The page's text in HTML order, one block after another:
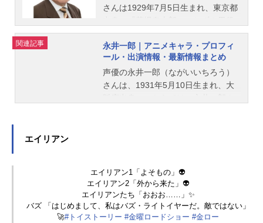
紹介！
さんは1929年7月5日生まれ、東京都
をはじめ、『ルパン三世』の石川五
ェ門役など、人気作品のキャラクタ
ーを演じています。こちらでは、大
塚周夫さんのオススメ記事をご紹
介！
関連記事
永井一郎｜アニメキャラ・プロフィ
ール・出演情報・最新情報まとめ
声優の永井一郎（ながいいちろう）
さんは、1931年5月10日生まれ、大
エイリアン
エイリアン1「よそもの」👽
エイリアン2「外から来た」👽
エイリアンたち「おおお……」✨
バズ 「はじめまして、私はバズ・ライトイヤーだ。敵ではない」
🚀#トイストーリー #金曜ロードショー #金ロー